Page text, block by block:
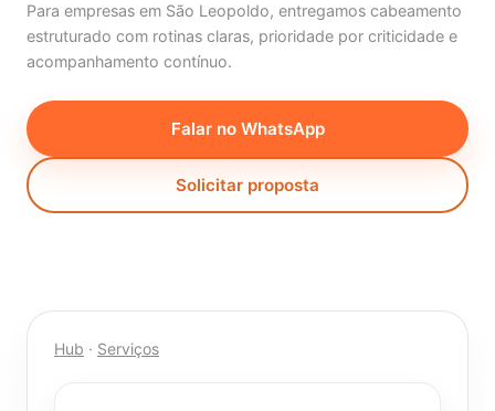
Para empresas em São Leopoldo, entregamos cabeamento
estruturado com rotinas claras, prioridade por criticidade e
acompanhamento contínuo.
Falar no WhatsApp
Solicitar proposta
Hub · Serviços